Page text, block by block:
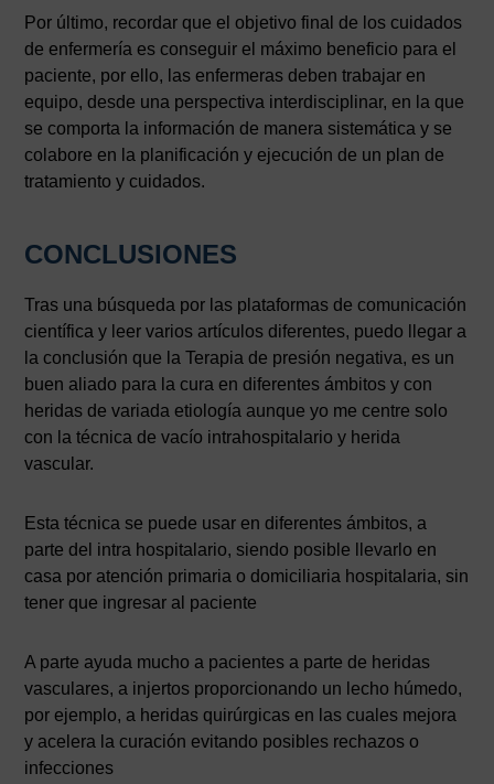
Por último, recordar que el objetivo final de los cuidados
de enfermería es conseguir el máximo beneficio para el
paciente, por ello, las enfermeras deben trabajar en
equipo, desde una perspectiva interdisciplinar, en la que
se comporta la información de manera sistemática y se
colabore en la planificación y ejecución de un plan de
tratamiento y cuidados.
CONCLUSIONES
Tras una búsqueda por las plataformas de comunicación
científica y leer varios artículos diferentes, puedo llegar a
la conclusión que la Terapia de presión negativa, es un
buen aliado para la cura en diferentes ámbitos y con
heridas de variada etiología aunque yo me centre solo
con la técnica de vacío intrahospitalario y herida
vascular.
Esta técnica se puede usar en diferentes ámbitos, a
parte del intra hospitalario, siendo posible llevarlo en
casa por atención primaria o domiciliaria hospitalaria, sin
tener que ingresar al paciente
A parte ayuda mucho a pacientes a parte de heridas
vasculares, a injertos proporcionando un lecho húmedo,
por ejemplo, a heridas quirúrgicas en las cuales mejora
y acelera la curación evitando posibles rechazos o
infecciones